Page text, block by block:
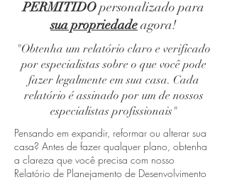
PERMITIDOpersonalizado para
sua propriedadeagora!
"Obtenha um relatório claro e verificado
por especialistas sobre o que você pode
fazer legalmente em sua casa. Cada
relatório é assinado por um de nossos
especialistas profissionais"
Pensando em expandir, reformar ou alterar sua
casa? Antes de fazer qualquer plano, obtenha
a clareza que você precisa com nosso
Relatório de Planejamento de Desenvolvimento